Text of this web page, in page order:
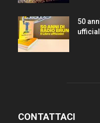
50
CONTATTACI